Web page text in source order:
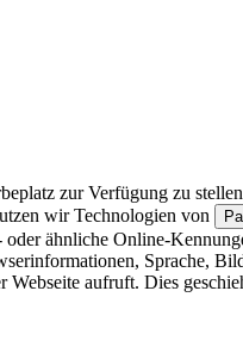
zur Verfügung zu
wir Technologien von
ähnliche Online-
Sprache,
aufruft. Dies